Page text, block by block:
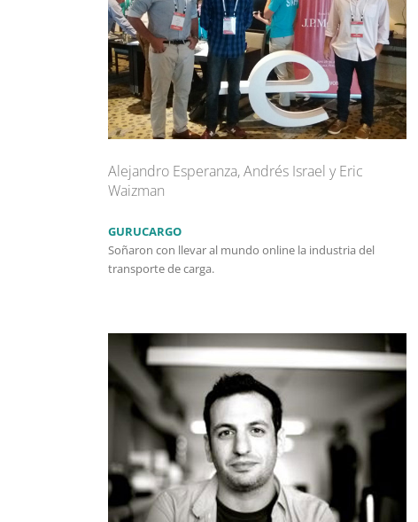
Alejandro Esperanza, Andrés Israel y Eric
Waizman
GURUCARGO
Soñaron con llevar al mundo online la industria del
transporte de carga.